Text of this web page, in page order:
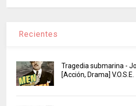
Recientes
Tragedia submarina -
[Acción, Drama] V.O.S.E.